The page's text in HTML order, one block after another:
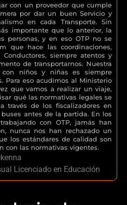
con un proveedor que cumple
por dar un buen Servicio y
en cada Transporte. Sin
importante que lo anterior, la
personas, y en eso OTP no se
que hace las coordinaciones,
siempre atentos y
de transportarnos. Nuestra
con niños y niñas es siempre
Para eso acudimos al Ministerio
que vamos a realizar un viaje,
qué las normativas legales se
través de los fiscalizadores en
antes de la partida. En los
con OTP, jamás han
nunca nos han rechazado un
los estándares de calidad son
con las normativas vigentes.
Licenciado en Educación